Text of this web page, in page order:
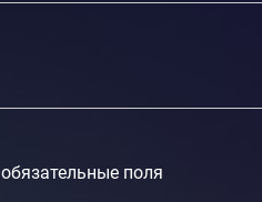
обязательные поля